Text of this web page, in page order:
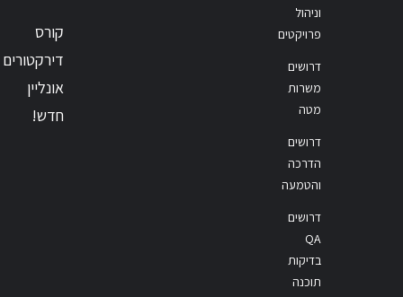
וניהול
פרויקטים
דרושים
משרות
מטה
דרושים
הדרכה
והטמעה
דרושים
QA
בדיקות
תוכנה
קורס
דירקטורים
אונליין
חדש!